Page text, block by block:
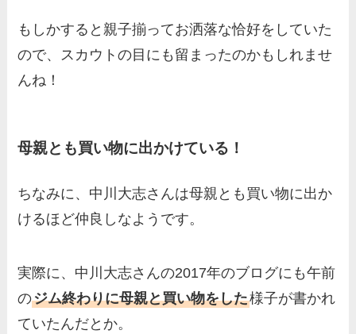
もしかすると親子揃ってお洒落な恰好をしていた
ので、スカウトの目にも留まったのかもしれませ
んね！
母親とも買い物に出かけている！
ちなみに、中川大志さんは母親とも買い物に出か
けるほど仲良しなようです。
実際に、中川大志さんの2017年のブログにも午前
のジム終わりに母親と買い物をした様子が書かれ
ていたんだとか。